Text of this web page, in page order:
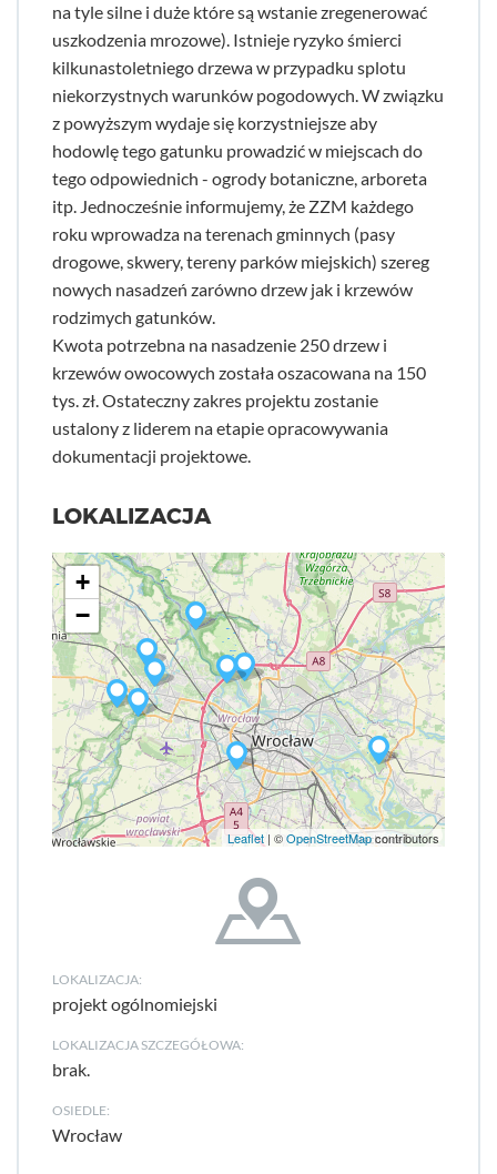
na tyle silne i duże które są wstanie zregenerować
uszkodzenia mrozowe). Istnieje ryzyko śmierci
kilkunastoletniego drzewa w przypadku splotu
niekorzystnych warunków pogodowych. W związku
z powyższym wydaje się korzystniejsze aby
hodowlę tego gatunku prowadzić w miejscach do
tego odpowiednich - ogrody botaniczne, arboreta
itp. Jednocześnie informujemy, że ZZM każdego
roku wprowadza na terenach gminnych (pasy
drogowe, skwery, tereny parków miejskich) szereg
nowych nasadzeń zarówno drzew jak i krzewów
rodzimych gatunków.
Kwota potrzebna na nasadzenie 250 drzew i
krzewów owocowych została oszacowana na 150
tys. zł. Ostateczny zakres projektu zostanie
ustalony z liderem na etapie opracowywania
dokumentacji projektowe.
LOKALIZACJA
+
−
Leaflet | ©OpenStreetMapcontributors
LOKALIZACJA:
projekt ogólnomiejski
LOKALIZACJA SZCZEGÓŁOWA:
brak.
OSIEDLE:
Wrocław